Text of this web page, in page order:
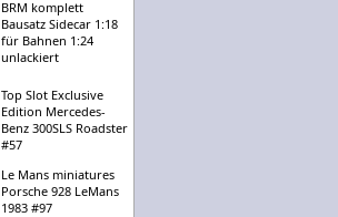
BRM komplett
Bausatz Sidecar 1:18
für Bahnen 1:24
unlackiert
Top Slot Exclusive
Edition Mercedes-
Benz 300SLS Roadster
#57
Le Mans miniatures
Porsche 928 LeMans
1983 #97